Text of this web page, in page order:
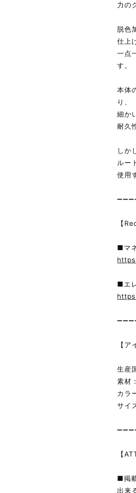
力の
脱色
仕上
一点
す。
本体
り、
細か
耐久
しか
ルー
使用
【
■マ
■エ
【ア
生産
素材
カラ
サイ
【
■掲
出来